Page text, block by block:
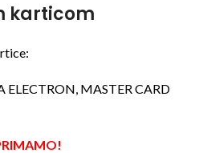
karticom
ELECTRON, MASTER CARD